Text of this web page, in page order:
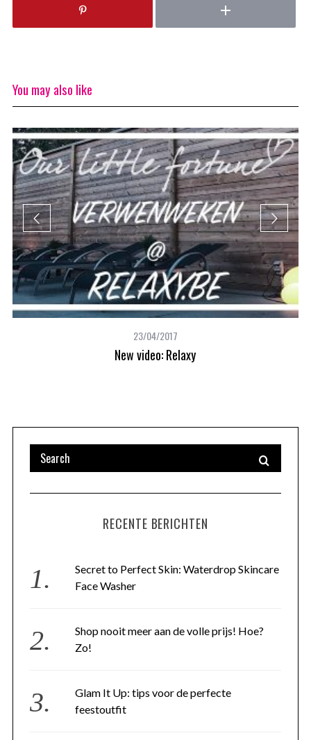
You may also like
23/04/2017
New video: Relaxy
RECENTE BERICHTEN
Secret to Perfect Skin: Waterdrop Skincare
Face Washer
Shop nooit meer aan de volle prijs! Hoe?
Zo!
Glam It Up: tips voor de perfecte
feestoutfit